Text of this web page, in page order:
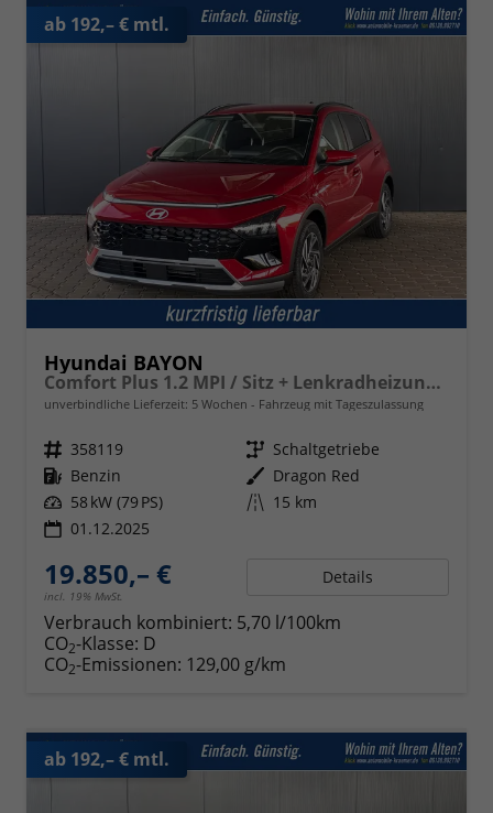
ab 192,– € mtl.
Hyundai BAYON
Comfort Plus 1.2 MPI / Sitz + Lenkradheizung PDC V&H Kamera LED Tempomat Keyless Alu 16"
unverbindliche Lieferzeit: 5 Wochen Fahrzeug mit Tageszulassung
Fahrzeugnr. 358119 Getriebe Schaltgetriebe
Kraftstoff Benzin Außenfarbe Dragon Red
Leistung 58 kW (79 PS) Kilometerstand 15 km
01.12.2025
19.850,– €
incl. 19% MwSt.
Details
Verbrauch kombiniert: 5,70 l/100km
CO2-Klasse: D
CO2-Emissionen: 129,00 g/km
ab 192,– € mtl.